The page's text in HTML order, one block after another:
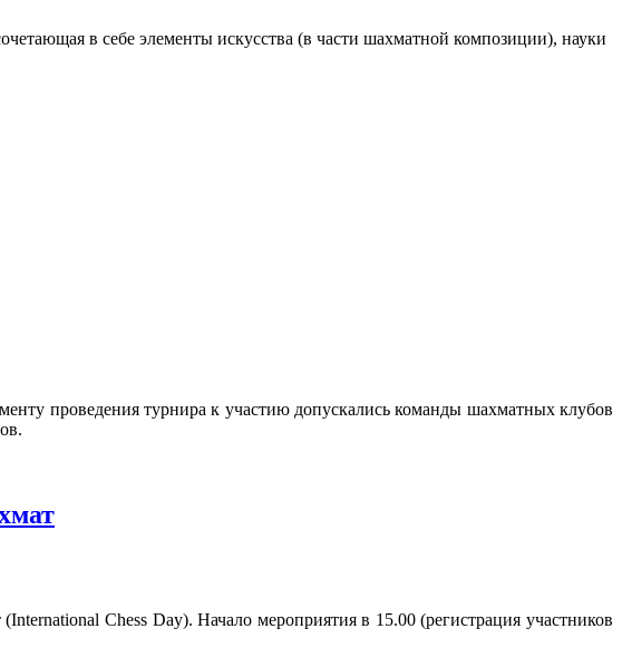
в себе элементы искусства (в части шахматной композиции), науки
проведения турнира к участию допускались команды шахматных клубов
Chess Day). Начало мероприятия в 15.00 (регистрация участников